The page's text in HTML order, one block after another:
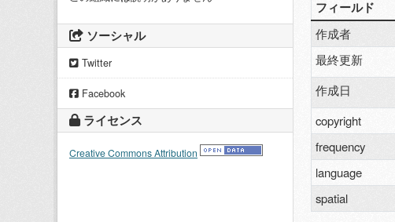
ソーシャル
Twitter
Facebook
ライセンス
Creative Commons Attribution
フィールド
作成者
最終更新
作成日
copyright
frequency
language
spatial